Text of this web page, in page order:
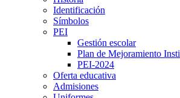
Identificación
Símbolos
PEI
Gestión escolar
Plan de Mejoramiento
PEI-2024
Oferta educativa
Admisiones